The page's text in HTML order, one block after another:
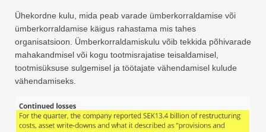
Ühekordne kulu, mida peab varade ümberkorraldamise või
ümberkorraldamise käigus rahastama mis tahes
organisatsioon. Ümberkorraldamiskulu võib tekkida põhivarade
mahakandmisel või kogu tootmisrajatise teisaldamisel,
tootmisüksuse sulgemisel ja töötajate vähendamisel kulude
vähendamiseks.